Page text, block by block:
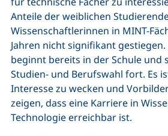
Anteile der weiblichen
Wissenschaftlerinnen in MINT-
Jahren nicht signifikant gestiegen.
beginnt bereits in der Schule und
Studien- und Berufswahl fort. Es
Interesse zu wecken und
zeigen, dass eine Karriere in
Technologie erreichbar ist.